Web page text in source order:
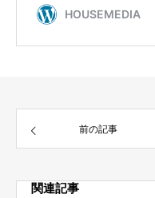
前の記事
関連記事